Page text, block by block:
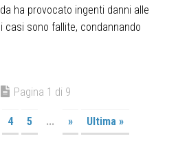
ha provocato ingenti danni alle
casi sono fallite, condannando
Pagina 1 di 9
4 5 ... » Ultima »